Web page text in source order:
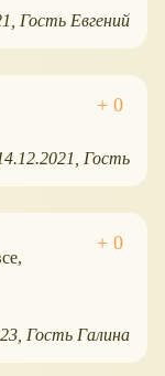
Гость Евгений
Гость
Гость Галина